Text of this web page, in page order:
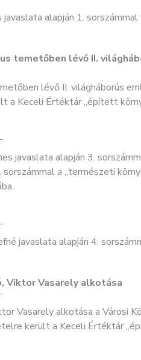
javaslata alapján 1.
temetőben lévő II.
lévő II. világháborús
a Keceli Értéktár „épített
javaslata alapján 3.
a „természeti
javaslata alapján 4.
Viktor Vasarely alkotása
Vasarely alkotása a Városi
került a Keceli Értéktár